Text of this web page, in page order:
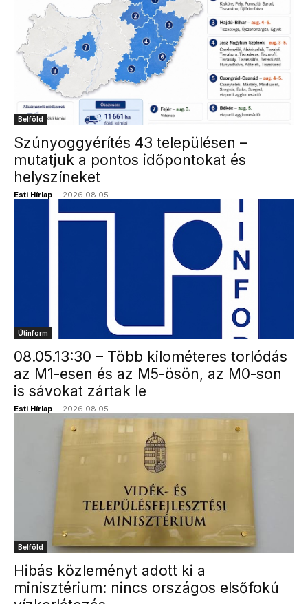
Belföld
Szúnyoggyérítés 43 településen –
mutatjuk a pontos időpontokat és
helyszíneket
Esti Hírlap - 2026.08.05.
Útinform
08.05.13:30 – Több kilométeres torlódás
az M1-esen és az M5-ösön, az M0-son
is sávokat zártak le
Esti Hírlap - 2026.08.05.
Belföld
Hibás közleményt adott ki a
minisztérium: nincs országos elsőfokú